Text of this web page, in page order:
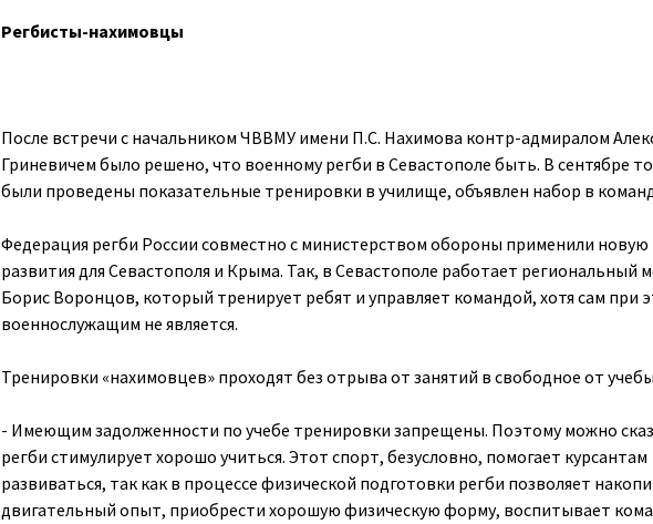
Регбисты-нахимовцы
После встречи с начальником ЧВВМУ имени П.С. Нахимова контр-адмиралом
Гриневичем было решено, что военному регби в Севастополе быть. В сентябре
были проведены показательные тренировки в училище, объявлен набор в
Федерация регби России совместно с министерством обороны применили новую
развития для Севастополя и Крыма. Так, в Севастополе работает региональный
Борис Воронцов, который тренирует ребят и управляет командой, хотя сам при
военнослужащим не является.
Тренировки «нахимовцев» проходят без отрыва от занятий в свободное от
­- Имеющим задолженности по учебе тренировки запрещены. Поэтому можно
регби стимулирует хорошо учиться. Этот спорт, безусловно, помогает курсантам
развиваться, так как в процессе физической подготовки регби позволяет
двигательный опыт, приобрести хорошую физическую форму, воспитывает